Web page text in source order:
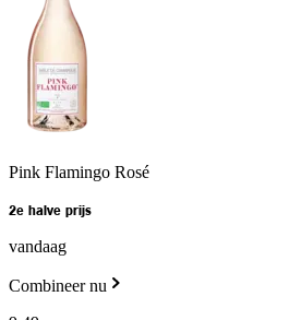
Pink Flamingo Rosé
2e halve prijs
vandaag
Combineer nu